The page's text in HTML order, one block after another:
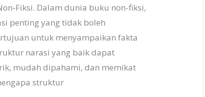
Fiksi. Dalam dunia buku non-fiksi,
penting yang tidak boleh
untuk menyampaikan fakta
narasi yang baik dapat
mudah dipahami, dan memikat
struktur